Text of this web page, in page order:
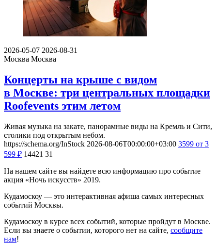
2026-05-07 2026-08-31
Москва Москва
Концерты на крыше с видом
в Москве: три центральных площадки
Roofevents этим летом
Живая музыка на закате, панорамные виды на Кремль и Сити,
столики под открытым небом.
https://schema.org/InStock 2026-08-06T00:00:00+03:00 3599 от 3
599 ₽ 14421 31
На нашем сайте вы найдете всю информацию про событие
акция «Ночь искусств» 2019.
Кудамоскоу — это интерактивная афиша самых интересных
событий Москвы.
Кудамоскоу в курсе всех событий, которые пройдут в Москве.
Если вы знаете о событии, которого нет на сайте, сообщите
нам!